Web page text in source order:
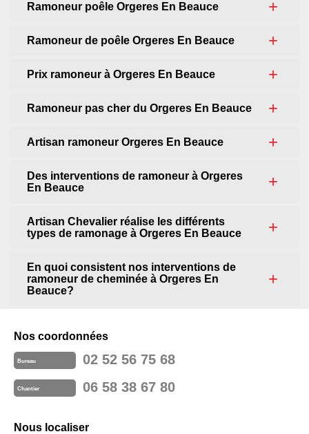
Ramoneur poêle Orgeres En Beauce
Ramoneur de poêle Orgeres En Beauce
Prix ramoneur à Orgeres En Beauce
Ramoneur pas cher du Orgeres En Beauce
Artisan ramoneur Orgeres En Beauce
Des interventions de ramoneur à Orgeres
En Beauce
Artisan Chevalier réalise les différents
types de ramonage à Orgeres En Beauce
En quoi consistent nos interventions de
ramoneur de cheminée à Orgeres En
Beauce?
Nos coordonnées
Bureau 02 52 56 75 68
Chantier 06 58 38 67 80
Nous localiser